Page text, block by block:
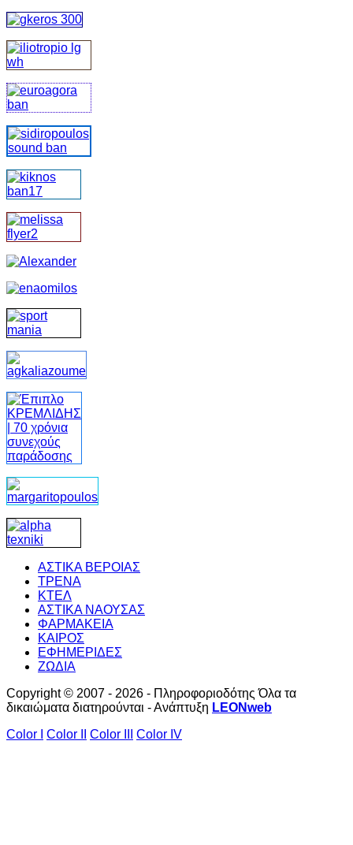
ΑΣΤΙΚΑ ΒΕΡΟΙΑΣ
ΤΡΕΝΑ
ΚΤΕΛ
ΑΣΤΙΚΑ ΝΑΟΥΣΑΣ
ΦΑΡΜΑΚΕΙΑ
ΚΑΙΡΟΣ
ΕΦΗΜΕΡΙΔΕΣ
ΖΩΔΙΑ
Copyright © 2007 - 2026 - Πληροφοριοδότης Όλα τα
δικαιώματα διατηρούνται - Ανάπτυξη LEONweb
Color I
Color II Color III Color IV